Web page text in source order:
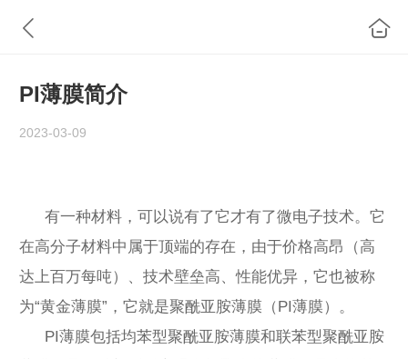
PI薄膜简介
2023-03-09
有一种材料，可以说有了它才有了微电子技术。它
在高分子材料中属于顶端的存在，由于价格高昂（高
达上百万每吨）、技术壁垒高、性能优异，它也被称
为“黄金薄膜”，它就是聚酰亚胺薄膜（PI薄膜）。
PI薄膜包括均苯型聚酰亚胺薄膜和联苯型聚酰亚胺